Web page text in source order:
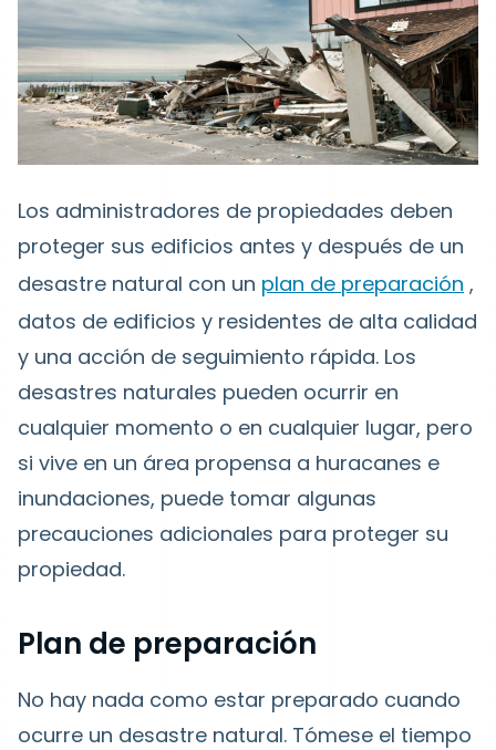
Los administradores de propiedades deben
proteger sus edificios antes y después de un
desastre natural con un plan de preparación ,
datos de edificios y residentes de alta calidad
y una acción de seguimiento rápida. Los
desastres naturales pueden ocurrir en
cualquier momento o en cualquier lugar, pero
si vive en un área propensa a huracanes e
inundaciones, puede tomar algunas
precauciones adicionales para proteger su
propiedad.
Plan de preparación
No hay nada como estar preparado cuando
ocurre un desastre natural. Tómese el tiempo